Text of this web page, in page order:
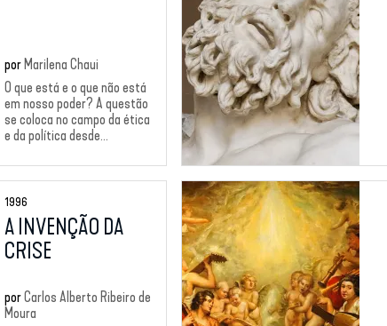
por Marilena Chaui
O que está e o que não está
em nosso poder? A questão
se coloca no campo da ética
e da política desde...
1996
A INVENÇÃO DA
CRISE
porCarlos Alberto Ribeiro de
Moura